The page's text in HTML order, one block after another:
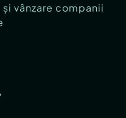
vânzare companii